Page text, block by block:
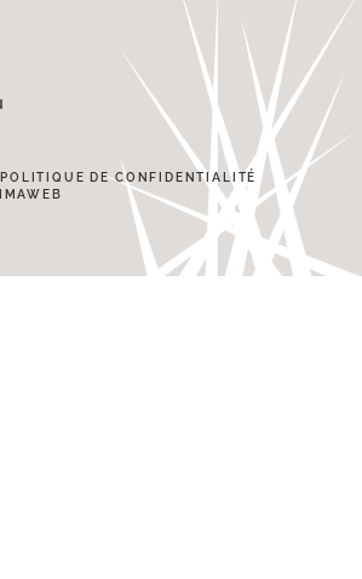
POLITIQUE DE CONFIDENTIALITÉ